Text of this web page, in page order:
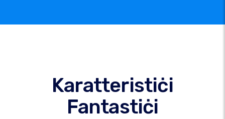
Karatteristiċi
Fantastiċi